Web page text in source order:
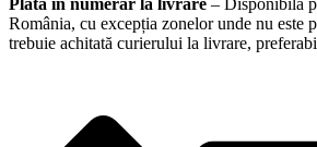
România, cu excepția zonelor unde nu este
trebuie achitată curierului la livrare,